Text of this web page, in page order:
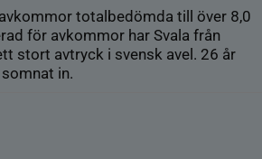
totalbedömda till över 8,0
för avkommor har Svala från
stort avtryck i svensk avel. 26 år
in.